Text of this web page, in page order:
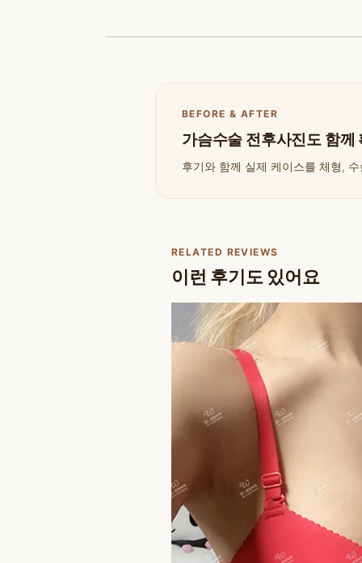
BEFORE & AFTER
가슴수술 전후사진도 함께
후기와 함께 실제 케이스를 체형,
RELATED REVIEWS
이런 후기도 있어요